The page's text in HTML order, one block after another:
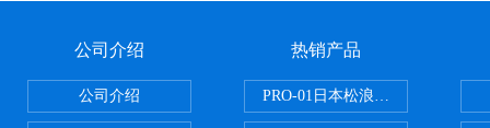
公司介绍
公司介绍
热销产品
PRO-01日本松浪硝子玻璃制品载